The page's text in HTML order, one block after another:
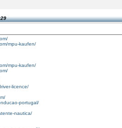
mpu-kaufen/
mpu-kaufen/
licence/
portugal/
nautica/